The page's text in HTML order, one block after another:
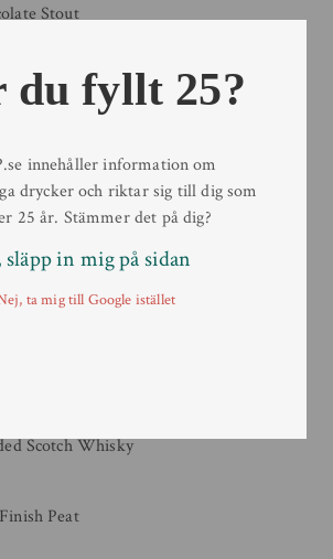
Stout
Parfait
Cider
Scotch Whisky
Peat
du fyllt 25?
innehåller information om
drycker och riktar sig till dig som
25 år. Stämmer det på dig?
släpp in mig på sidan
ta mig till Google istället